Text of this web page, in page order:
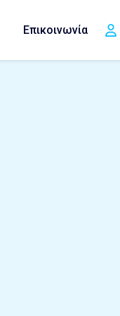
Επικοινωνία